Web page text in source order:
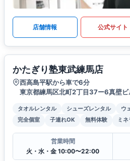
店舗情報 公式サイト
かたぎり塾東武練馬店
西高島平駅から車で6分
東京都練馬区北町2丁目37ー6真壁ビ
タオルレンタル シューズレンタル ウ
完全個室
子連れOK 無料体験 ミ
営業時間
火・水・金 10:00〜22:00